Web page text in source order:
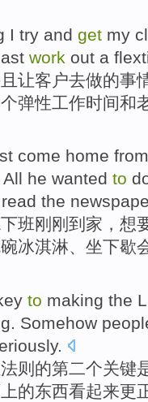
I try and get my
work out a
让客户去做的事
弹性工作时间和
come home
All he wanted to
the
班刚刚 到家 ， 想
冰淇淋、 坐下歇
to making the
. Somehow
.
法则 的第二个关键
的东西看起来更